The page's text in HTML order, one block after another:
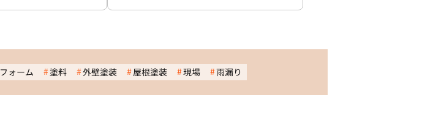
ォーム 塗料 外壁塗装 屋根塗装 現場 雨漏り